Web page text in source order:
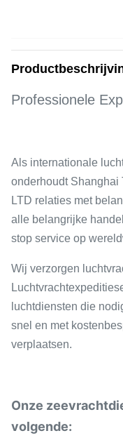
Professionele
Als internationale
onderhoudt Shanghai
LTD relaties met
alle belangrijke
stop service op
Wij verzorgen
luchtdiensten die
snel en met
verplaatsen.
Onze
volgende: